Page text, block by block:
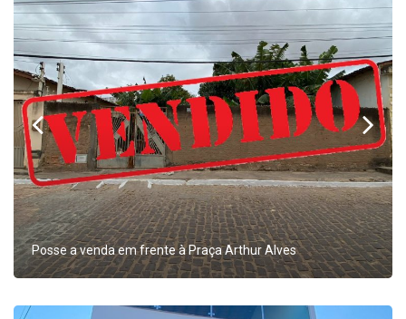
Posse a venda em frente à Praça Arthur Alves